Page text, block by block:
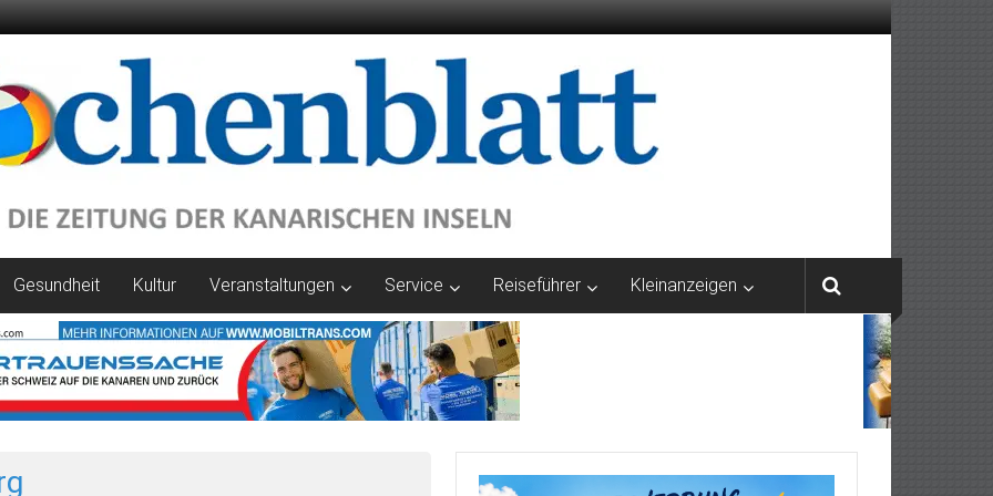
Gesundheit Kultur Veranstaltungen Service Reiseführer Kleinanzeigen